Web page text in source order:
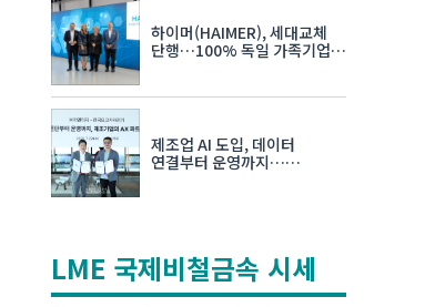
08.19~08.22
자율주행모빌리티산업전
08.25~08.27
차세대 반도체 패키징 산업전
08.26~08.28 수원컨벤션센터
하이머(HAIMER), 세대교체
단행…100% 독일 가족기업
제조업 AI 도입, 데이터
연결부터 운영까지…
LME 국제비철금속 시세